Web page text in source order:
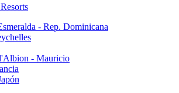
- Rep. Dominicana
- Mauricio